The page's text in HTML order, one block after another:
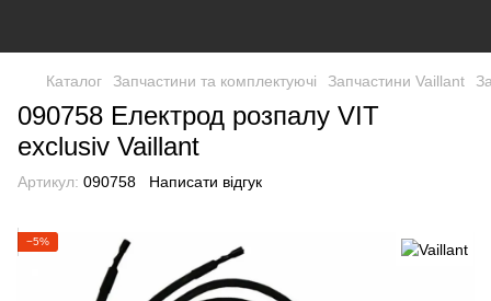
Каталог Запчастини та комплектуючі Запчастини Vaillant
090758 Електрод розпалу VIT
exclusiv Vaillant
Артикул: 090758 Написати відгук
−5%